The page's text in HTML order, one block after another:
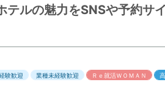
テルの魅力をSNSや予約サ
験歓迎 業種未経験歓迎 Ｒｅ就活ＷＯＭＡＮ